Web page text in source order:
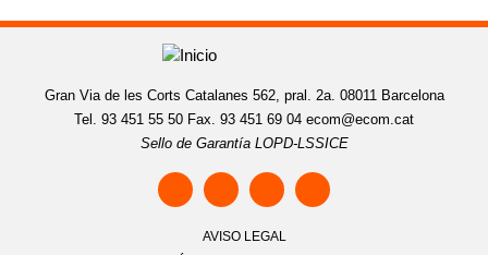
Gran Via de les Corts Catalanes 562, pral. 2a. 08011 Barcelona
Tel. 93 451 55 50 Fax. 93 451 69 04 ecom@ecom.cat
Sello de Garantía LOPD-LSSICE
AVISO LEGAL